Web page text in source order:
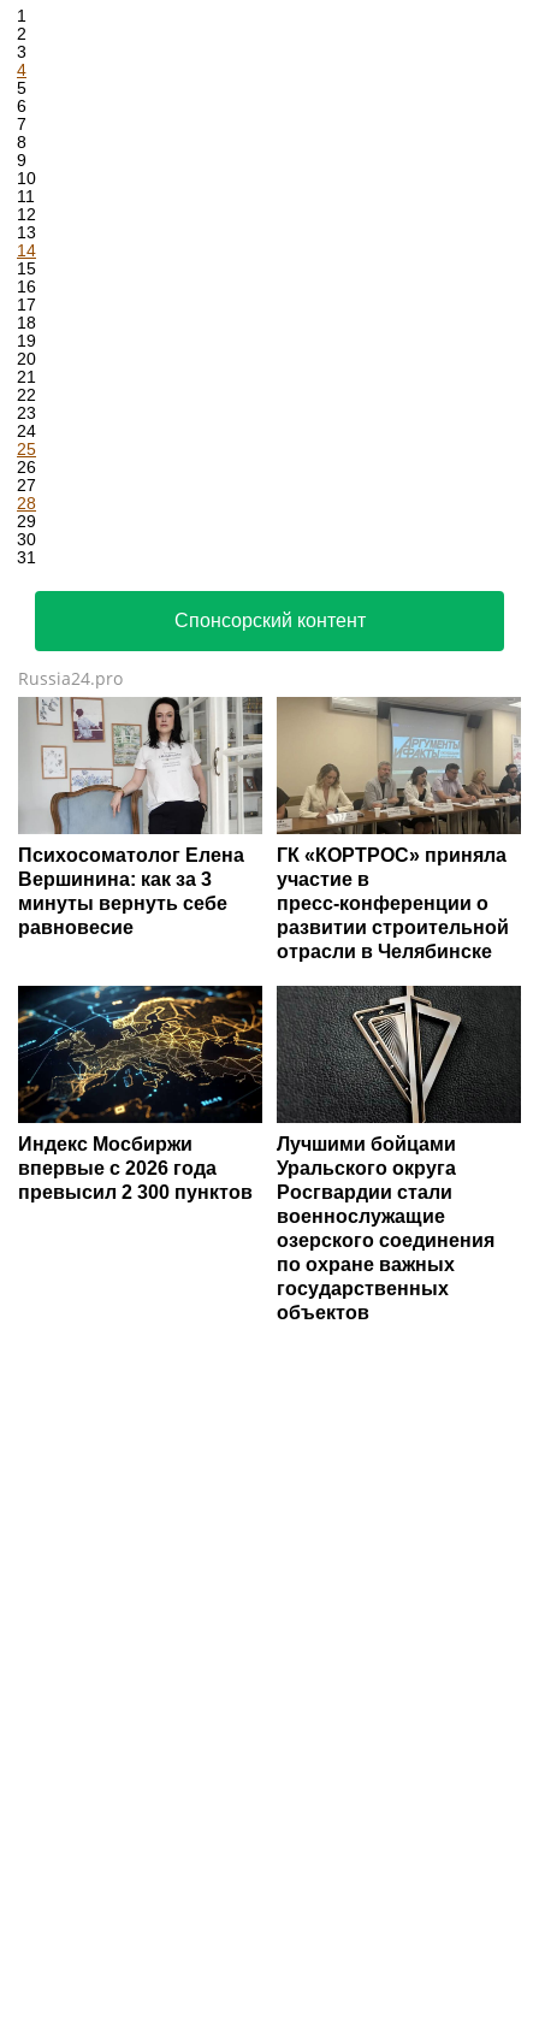
1
2
3
4
5
6
7
8
9
10
11
12
13
14
15
16
17
18
19
20
21
22
23
24
25
26
27
28
29
30
31
Спонсорский контент
Russia24.pro
Психосоматолог Елена
Вершинина: как за 3
минуты вернуть себе
равновесие
ГК «КОРТРОС» приняла
участие в
пресс‑конференции о
развитии строительной
отрасли в Челябинске
Индекс Мосбиржи
впервые с 2026 года
превысил 2 300 пунктов
Лучшими бойцами
Уральского округа
Росгвардии стали
военнослужащие
озерского соединения
по охране важных
государственных
объектов